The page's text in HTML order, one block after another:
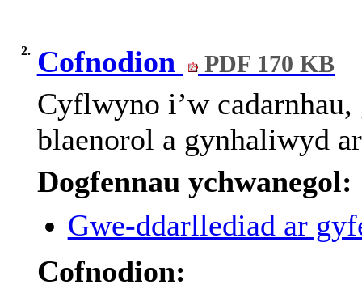
2. Cofnodion PDF 170 KB
Cyflwyno i’w cadarnhau,
blaenorol a gynhaliwyd ar
Dogfennau ychwanegol:
Gwe-ddarllediad ar
Cofnodion: